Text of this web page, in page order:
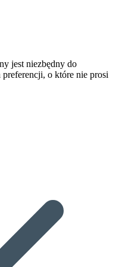
jest niezbędny do
o które nie prosi